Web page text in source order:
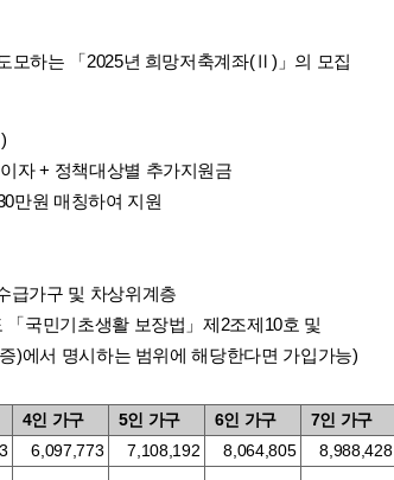
모하는 「2025년 희망저축계좌(Ⅱ)」의 모집
자 + 정책대상별 추가지원금
만원 매칭하여 지원
급가구 및 차상위계층
「국민기초생활 보장법 」제2조제10호 및
)에서 명시하는 범위에 해당한다면 가입가능)
4인 가구 5인 가구 6인 가구 7인 가구
6,097,773 7,108,192 8,064,805
8,988,428